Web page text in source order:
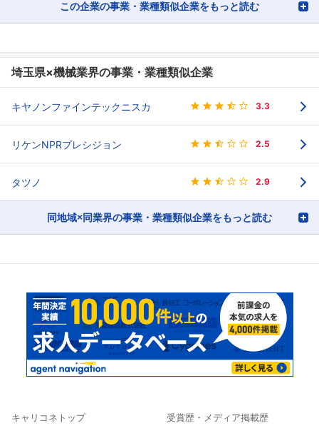
この企業の事業・業種類似企業をもっと読む
埼玉県×機械業界の事業・業種類似企業
キヤノンファインテックニスカ 3.3
リケンNPRプレシジョン 2.5
タツノ 2.9
同地域×同業界の事業・業種類似企業をもっと読む
キャリコネトップ 受賞歴・メディア掲載歴